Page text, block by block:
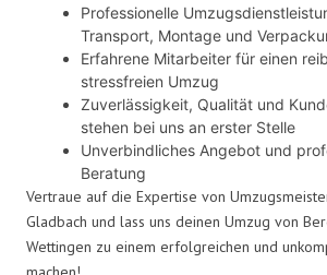
Professionelle
Transport, Montage und
Erfahrene Mitarbeiter für einen
stressfreien Umzug
Zuverlässigkeit, Qualität und
stehen bei uns an erster Stelle
Unverbindliches Angebot und
Beratung
Vertraue auf die Expertise von
Gladbach und lass uns deinen Umzug von
Wettingen zu einem erfolgreichen und